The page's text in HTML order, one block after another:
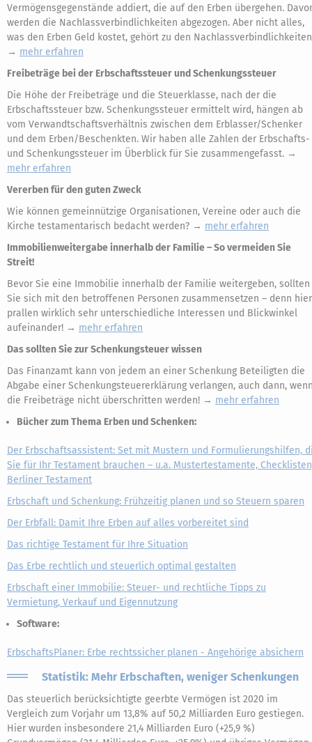
Vermögensgegenstände addiert, die auf den Erben übergehen.
werden die Nachlassverbindlichkeiten abgezogen. Aber nicht alles,
was den Erben Geld kostet, gehört zu den
→ mehr erfahren
Freibeträge bei der Erbschaftssteuer und Schenkungssteuer
Die Höhe der Freibeträge und die Steuerklasse, nach der die
Erbschaftssteuer bzw. Schenkungssteuer ermittelt wird, hängen ab
vom Verwandtschaftsverhältnis zwischen dem Erblasser/Schenker
und dem Erben/Beschenkten. Wir haben alle Zahlen der Erbschafts-
und Schenkungssteuer im Überblick für Sie zusammengefasst. →
mehr erfahren
Vererben für den guten Zweck
Wie können gemeinnützige Organisationen, Vereine oder auch die
Kirche testamentarisch bedacht werden? → mehr erfahren
Immobilienweitergabe innerhalb der Familie – So vermeiden Sie
Streit!
Bevor Sie eine Immobilie innerhalb der Familie weitergeben, sollten
Sie sich mit den betroffenen Personen zusammensetzen – denn hier
prallen wirklich sehr unterschiedliche Interessen und Blickwinkel
aufeinander! → mehr erfahren
Das sollten Sie zur Schenkungsteuer wissen
Das Finanzamt kann von jedem an einer Schenkung Beteiligten die
Abgabe einer Schenkungsteuererklärung verlangen, auch dann,
die Freibeträge nicht überschritten werden! → mehr erfahren
Bücher zum Thema Erben und Schenken:
Der Erbschaftsassistent: Set mit Mustern und Formulierungshilfen,
Sie für Ihr Testament brauchen – u.a. Mustertestamente,
Berliner Testament
Erbschaft und Schenkung: Frühzeitig planen und so Steuern sparen
Der Erbfall: Damit Ihre Erben auf alles vorbereitet sind
Das richtige Testament für Ihre Situation
Das Erbe rechtlich und steuerlich optimal gestalten
Erbschaft einer Immobilie: Steuer- und rechtliche Tipps zu
Vermietung, Verkauf und Eigennutzung
Software:
ErbschaftsPlaner: Erbe rechtssicher planen - Angehörige absichern
Statistik: Mehr Erbschaften, weniger Schenkungen
Das steuerlich berücksichtigte geerbte Vermögen ist 2020 im
Vergleich zum Vorjahr um 13,8% auf 50,2 Milliarden Euro gestiegen.
Hier wurden insbesondere 21,4 Milliarden Euro (+25,9 %)